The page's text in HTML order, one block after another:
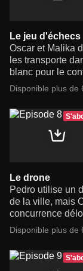
Le jeu d'échecs
Oscar et Malika
les transporte
blanc pour le
Disponible plus de
Le drone
Pedro utilise un
de la ville, mais
concurrence
Disponible plus de